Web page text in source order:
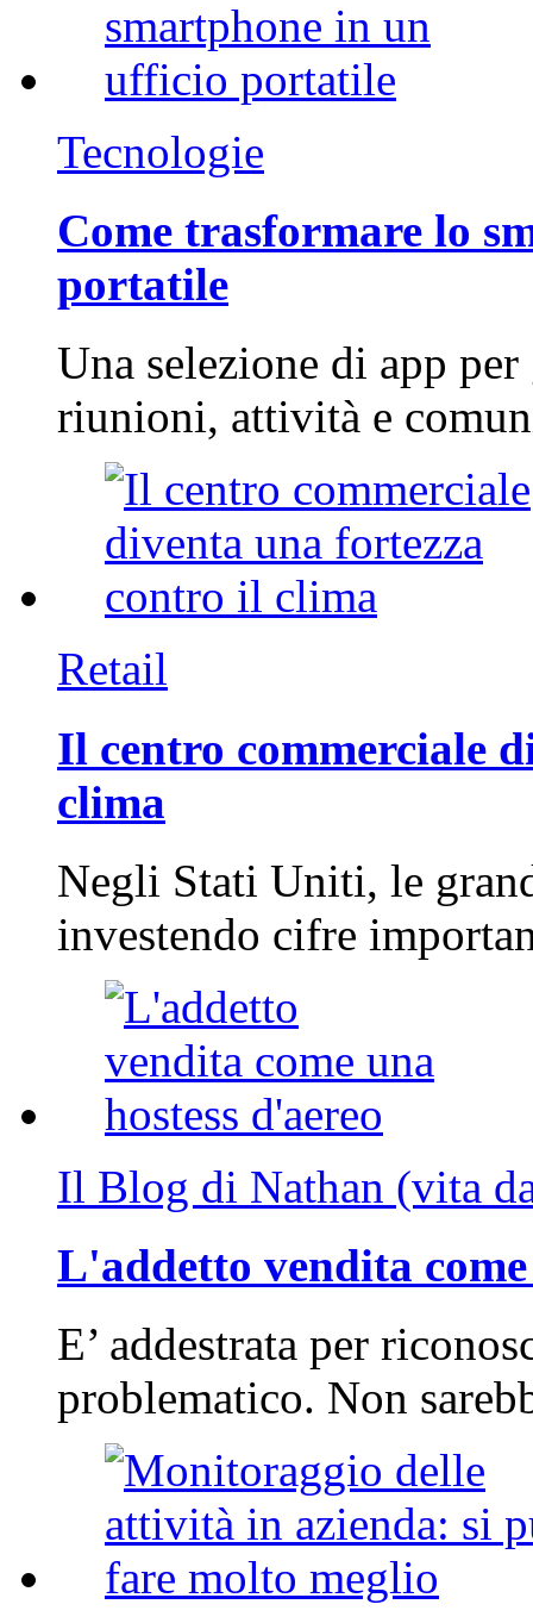
Tecnologie
Come trasformare lo
portatile
Una selezione di app
riunioni, attività e
Retail
Il centro commerciale
clima
Negli Stati Uniti, le
investendo cifre
Il Blog di Nathan (vita
L'addetto vendita
E’ addestrata per
problematico. Non